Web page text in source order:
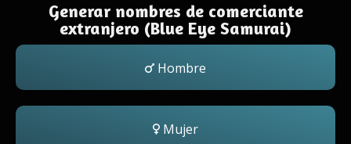
Generar nombres de comerciante
extranjero (Blue Eye Samurai)
Hombre
Mujer